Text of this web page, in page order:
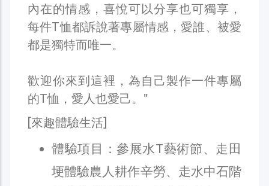
內在的情感，喜悅可以分享也可獨享，
每件T恤都訴說著專屬情感，愛誰、被愛
都是獨特而唯一。
歡迎你來到這裡，為自己製作一件專屬
的T恤，愛人也愛己。"
[來趣體驗生活]
體驗項目：參展水T藝術節、走田
埂體驗農人耕作辛勞、走水中石階